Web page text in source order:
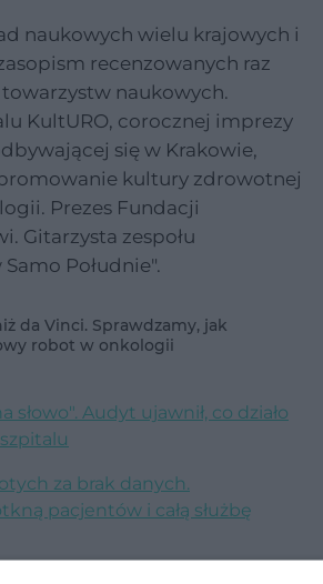
naukowych wielu krajowych i
recenzowanych raz
naukowych.
KultURO, corocznej imprezy
się w Krakowie,
kultury zdrowotnej
Prezes Fundacji
Gitarzysta zespołu
Południe".
da Vinci. Sprawdzamy, jak
robot w onkologii
słowo". Audyt ujawnił, co działo
za brak danych.
pacjentów i całą służbę